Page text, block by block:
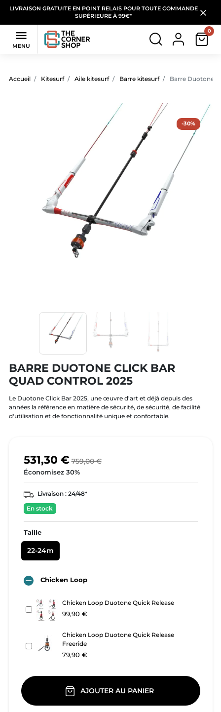
LIVRAISON GRATUITE EN POINT RELAIS POUR TOUTE COMMANDE
SUPÉRIEURE À 99€*

MENU
0
Accueil Kitesurf Aile kitesurf Barre kitesurf Barre Duotone
-30%
BARRE DUOTONE CLICK BAR
QUAD CONTROL 2025
Le Duotone Click Bar 2025, une œuvre d'art et déjà depuis des
années la référence en matière de sécurité, de sécurité, de facilité
d'utilisation et de fonctionnalité unique et confortable.
531,30 € 759,00 €
Économisez 30%
Livraison : 24/48*
En stock
Taille
22-24m
 Chicken Loop
Chicken Loop Duotone Quick Release
99,90 €
Chicken Loop Duotone Quick Release
Freeride
79,90 €
AJOUTER AU PANIER